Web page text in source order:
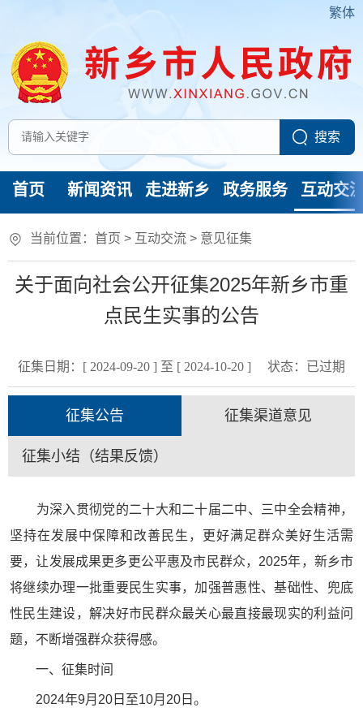
繁体
首页 新闻资讯 走进新乡 政务服务 互动交
当前位置： 首页 > 互动交流 > 意见征集
关于面向社会公开征集2025年新乡市重
点民生实事的公告
征集日期：[ 2024-09-20 ] 至 [ 2024-10-20 ] 状态： 已过期
征集公告 征集渠道意见
征集小结（结果反馈）
为深入贯彻党的二十大和二十届二中、三中全会精神，
坚持在发展中保障和改善民生，更好满足群众美好生活需
要，让发展成果更多更公平惠及市民群众，2025年，新乡市
将继续办理一批重要民生实事，加强普惠性、基础性、兜底
性民生建设，解决好市民群众最关心最直接最现实的利益问
题，不断增强群众获得感。
一、征集时间
2024年9月20日至10月20日。